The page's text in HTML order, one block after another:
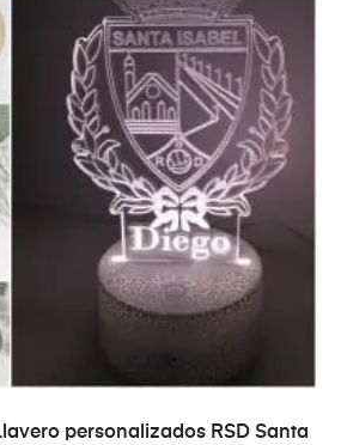
OPCIONES
personalizados RSD Santa